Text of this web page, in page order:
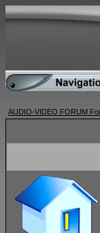
AUDIO-VIDEO FORUM